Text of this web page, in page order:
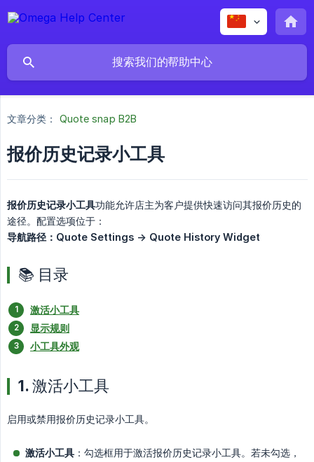
文章分类： Quote snap B2B
报价历史记录小工具
报价历史记录小工具功能允许店主为客户提供快速访问其报价历史的
途径。配置选项位于：
导航路径：Quote Settings -> Quote History Widget
📚 目录
激活小工具
显示规则
小工具外观
1. 激活小工具
启用或禁用报价历史记录小工具。
激活小工具 ：勾选框用于激活报价历史记录小工具。若未勾选，